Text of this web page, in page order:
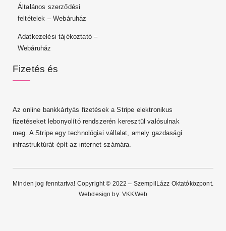
Általános szerződési
feltételek – Webáruház
Adatkezelési tájékoztató –
Webáruház
Fizetés és
Az online bankkártyás fizetések a Stripe elektronikus
fizetéseket lebonyolító rendszerén keresztül valósulnak
meg. A Stripe egy technológiai vállalat, amely gazdasági
infrastruktúrát épít az internet számára.
Minden jog fenntartva! Copyright © 2022 – SzempilLázz Oktatóközpont.
Webdesign by:VKKWeb